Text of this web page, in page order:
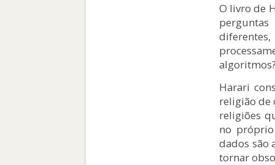
O livro de
Harari
religião de
religiões
no
dados são
tornar